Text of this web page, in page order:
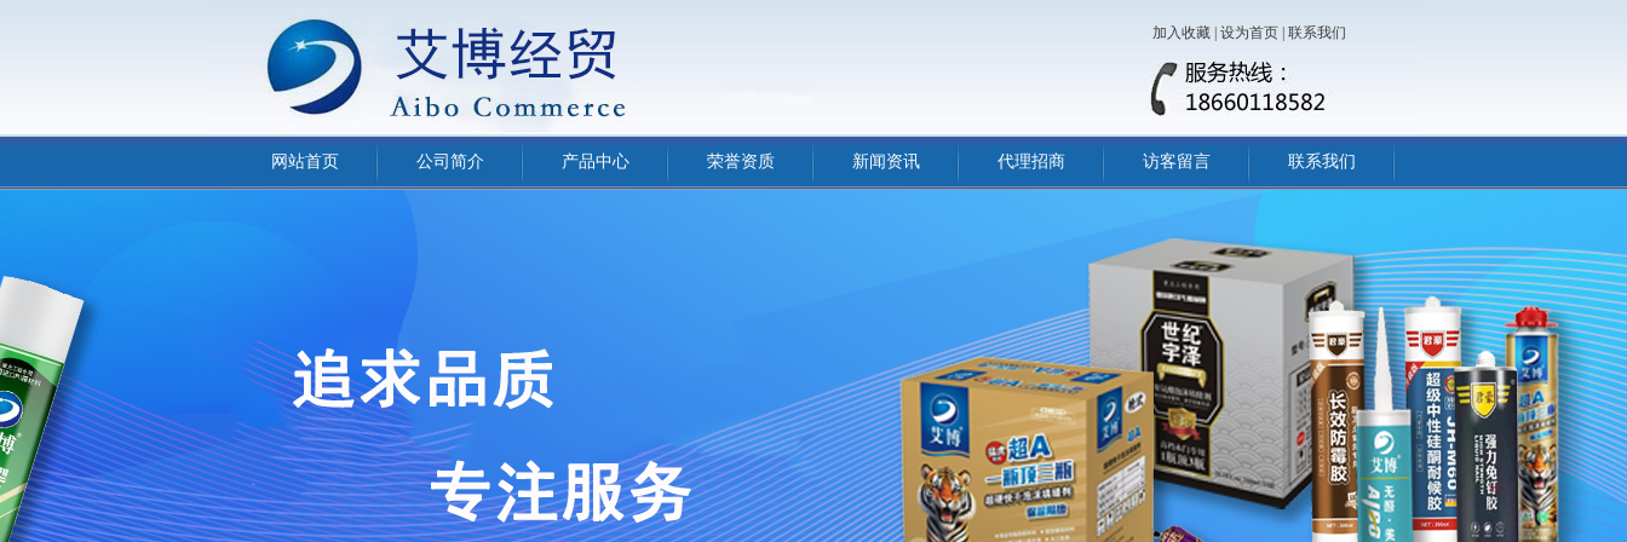
加入收藏 设为首页 联系我们
网站首页 公司简介 产品中心 荣誉资质 新闻资讯 代理招商 访客留言 联系我们